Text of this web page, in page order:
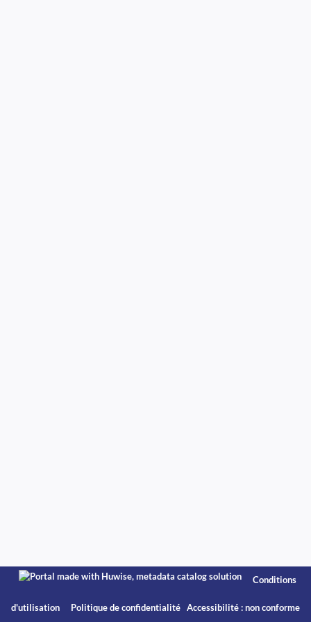
Conditions
d'utilisation Politique de confidentialité Accessibilité : non conforme